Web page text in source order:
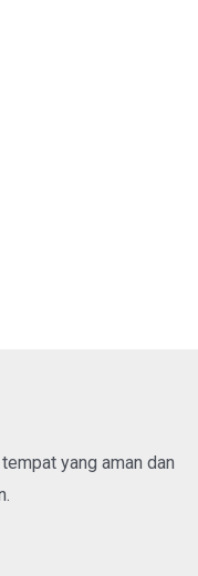
yang aman dan